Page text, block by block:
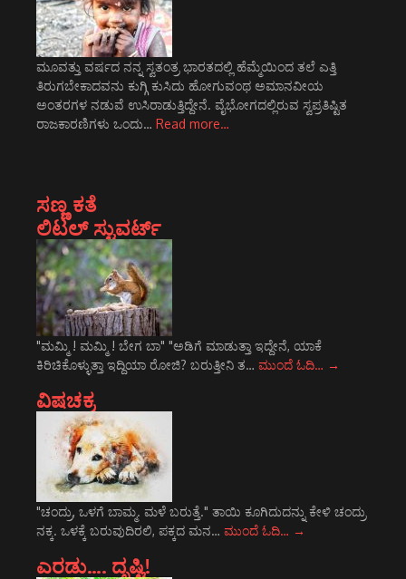
ಮೂವತ್ತು ವರ್ಷದ ನನ್ನ ಸ್ವತಂತ್ರ ಭಾರತದಲ್ಲಿ ಹೆಮ್ಮೆಯಿಂದ ತಲೆ ಎತ್ತಿ
ತಿರುಗಬೇಕಾದವನು ಕುಗ್ಗಿ ಕುಸಿದು ಹೋಗುವಂಥ ಅಮಾನವೀಯ
ಅಂತರಗಳ ನಡುವೆ ಉಸಿರಾಡುತ್ತಿದ್ದೇನೆ. ವೈಭೋಗದಲ್ಲಿರುವ ಸ್ವಪ್ರತಿಷ್ಟಿತ
ರಾಜಕಾರಣಿಗಳು ಒಂದು… Read more…
ಸಣ್ಣ ಕತೆ
ಲಿಟಲ್ ಸ್ಟುವರ್ಟ್
"ಮಮ್ಮಿ ! ಮಮ್ಮಿ ! ಬೇಗ ಬಾ" "ಅಡಿಗೆ ಮಾಡುತ್ತಾ ಇದ್ದೇನೆ, ಯಾಕೆ
ಕಿರಿಚಿಕೊಳ್ಳುತ್ತಾ ಇದ್ದಿಯಾ ರೋಜಿ? ಬರುತ್ತೀನಿ ತ… ಮುಂದೆ ಓದಿ… →
ವಿಷಚಕ್ರ
"ಚಂದ್ರು, ಒಳಗೆ ಬಾಮ್ಮ. ಮಳೆ ಬರುತ್ತೆ." ತಾಯಿ ಕೂಗಿದುದನ್ನು ಕೇಳಿ ಚಂದ್ರು
ನಕ್ಕ. ಒಳಕ್ಕೆ ಬರುವುದಿರಲಿ, ಪಕ್ಕದ ಮನ… ಮುಂದೆ ಓದಿ… →
ಎರಡು…. ದೃಷ್ಟಿ!